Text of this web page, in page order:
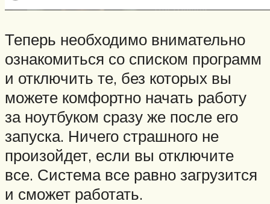
Теперь необходимо внимательно
ознакомиться со списком программ
и отключить те, без которых вы
можете комфортно начать работу
за ноутбуком сразу же после его
запуска. Ничего страшного не
произойдет, если вы отключите
все. Система все равно загрузится
и сможет работать.